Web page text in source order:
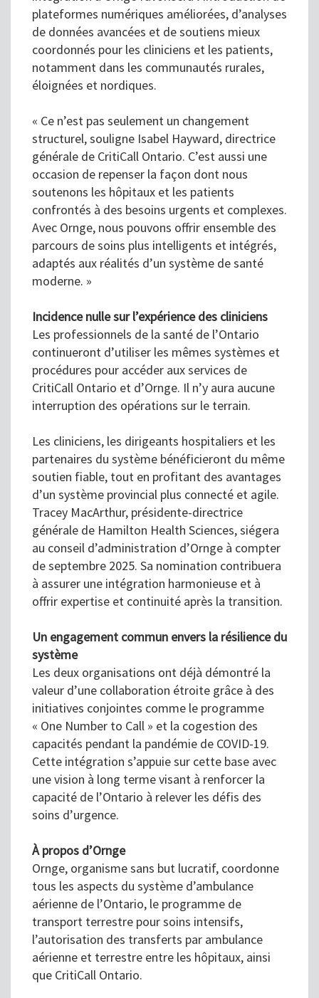
plateformes numériques améliorées, d’analyses
de données avancées et de soutiens mieux
coordonnés pour les cliniciens et les patients,
notamment dans les communautés rurales,
éloignées et nordiques.
« Ce n’est pas seulement un changement
structurel, souligne Isabel Hayward, directrice
générale de CritiCall Ontario. C’est aussi une
occasion de repenser la façon dont nous
soutenons les hôpitaux et les patients
confrontés à des besoins urgents et complexes.
Avec Ornge, nous pouvons offrir ensemble des
parcours de soins plus intelligents et intégrés,
adaptés aux réalités d’un système de santé
moderne. »
Incidence nulle sur l’expérience des cliniciens
Les professionnels de la santé de l’Ontario
continueront d’utiliser les mêmes systèmes et
procédures pour accéder aux services de
CritiCall Ontario et d’Ornge. Il n’y aura aucune
interruption des opérations sur le terrain.
Les cliniciens, les dirigeants hospitaliers et les
partenaires du système bénéficieront du même
soutien fiable, tout en profitant des avantages
d’un système provincial plus connecté et agile.
Tracey MacArthur, présidente-directrice
générale de Hamilton Health Sciences, siégera
au conseil d’administration d’Ornge à compter
de septembre 2025. Sa nomination contribuera
à assurer une intégration harmonieuse et à
offrir expertise et continuité après la transition.
Un engagement commun envers la résilience du
système
Les deux organisations ont déjà démontré la
valeur d’une collaboration étroite grâce à des
initiatives conjointes comme le programme
« One Number to Call » et la cogestion des
capacités pendant la pandémie de COVID-19.
Cette intégration s’appuie sur cette base avec
une vision à long terme visant à renforcer la
capacité de l’Ontario à relever les défis des
soins d’urgence.
À propos d’Ornge
Ornge, organisme sans but lucratif, coordonne
tous les aspects du système d’ambulance
aérienne de l’Ontario, le programme de
transport terrestre pour soins intensifs,
l’autorisation des transferts par ambulance
aérienne et terrestre entre les hôpitaux, ainsi
que CritiCall Ontario.